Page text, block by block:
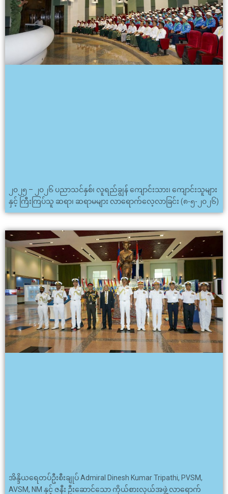
၂၀၂၅ – ၂၀၂၆ ပညာသင်နှစ်၊ လူရည်ချွန် ကျောင်းသား၊ ကျောင်းသူများ
နှင့် ကြီးကြပ်သူ ဆရာ၊ ဆရာမများ လာရောက်လေ့လာခြင်း (၈-၅-၂၀၂၆)
အိန္ဒိယရေတပ်ဦးစီးချုပ် Admiral Dinesh Kumar Tripathi, PVSM,
AVSM, NM နှင့် ဇနီး ဦးဆောင်သော ကိုယ်စားလှယ်အဖွဲ့ လာရောက်